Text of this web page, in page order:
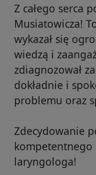
Z całego serca
Musiatowicza!
wykazał się
wiedzą i
zdiagnozował
dokładnie i
problemu oraz
Zdecydowanie
kompetentnego
laryngologa!